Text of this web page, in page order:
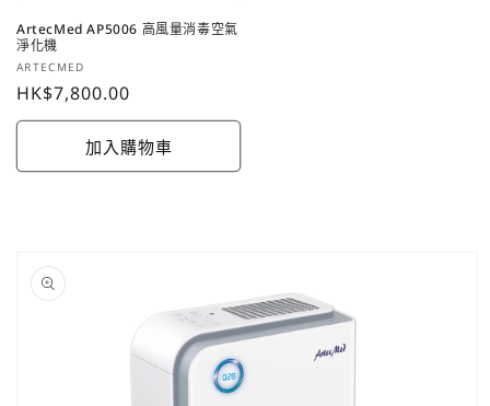
ArtecMed AP5006 高風量消毒空氣
淨化機
廠
商：
ARTECMED
定
價
HK$7,800.00
加入購物車
品資訊